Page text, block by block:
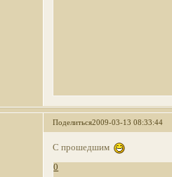
Поделиться2009-03-13 08:33:44
С прошедшим
0